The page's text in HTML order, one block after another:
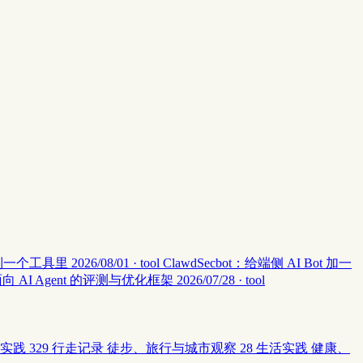
个工具里 2026/08/01 · tool ClawdSecbot：给端侧 AI Bot 加一
向 AI Agent 的评测与优化框架 2026/07/28 · tool
践 329 行走记录 徒步、旅行与城市观察 28 生活实践 健康、